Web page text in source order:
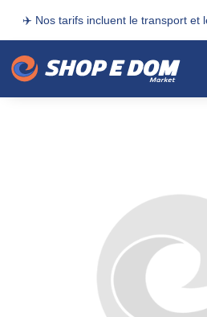
✈️ Nos tarifs incluent le transport et